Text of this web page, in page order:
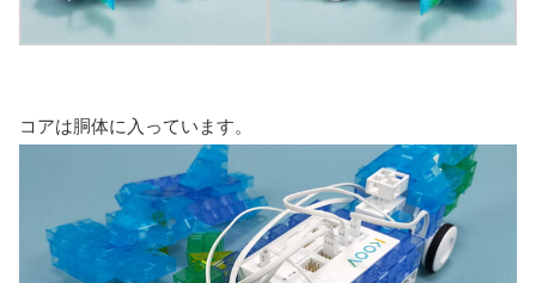
コアは胴体に入っています。